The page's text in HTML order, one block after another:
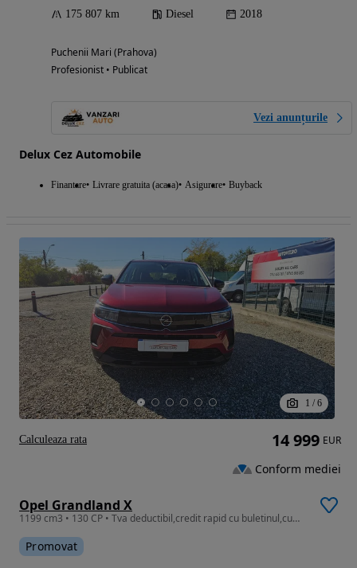
175 807 km Diesel 2018
Puchenii Mari (Prahova)
Profesionist • Publicat
Vezi anunțurile
Delux Cez Automobile
Finantare Livrare gratuita (acasa) Asigurare Buyback
1 / 6
Opel Grandland X
1199 cm3 • 130 CP • Tva deductibil,credit rapid cu buletinul,cumpărată de noua din Ro
Promovat
14 999 EUR
Conform mediei
Calculeaza rata